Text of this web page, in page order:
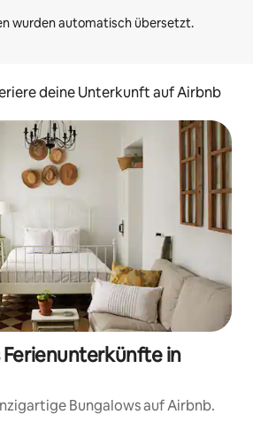
deine Unterkunft auf Airbnb
Ferienunterkünfte in
Bungalows auf Airbnb.